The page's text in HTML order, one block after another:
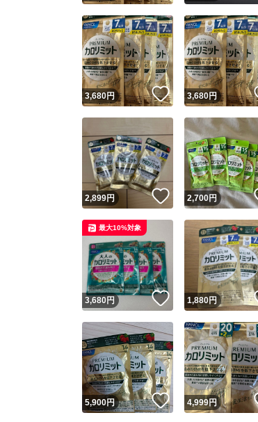
3,680円 いいね！
3,680円
2,899円 いいね！
2,700円
3,680円 いいね！
最大10%対象
1,880円
5,900円 いいね！
4,999円